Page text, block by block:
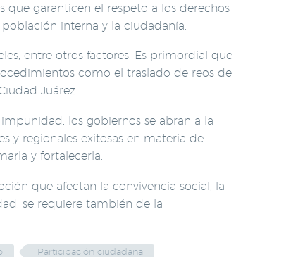
que garanticen el respeto a los derechos
interna y la ciudadanía.
entre otros factores. Es primordial que
como el traslado de reos de
Juárez.
los gobiernos se abran a la
y regionales exitosas en materia de
y fortalecerla.
que afectan la convivencia social, la
se requiere también de la
Participación ciudadana